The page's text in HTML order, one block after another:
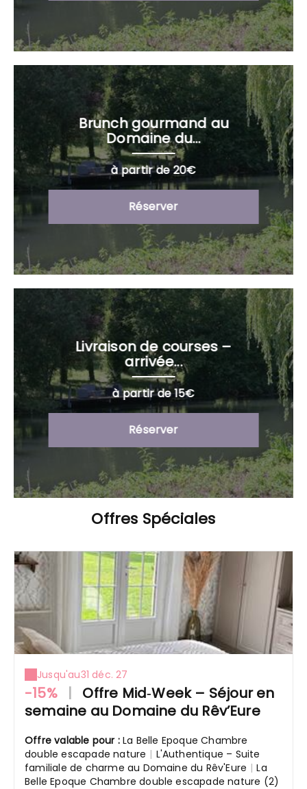
Brunch gourmand au
Domaine du...
à partir de 20€
Réserver
Livraison de courses –
arrivée...
à partir de 15€
Réserver
Offres Spéciales
Jusqu'au31 déc. 27
-15% |
Offre Mid‑Week – Séjour en
semaine au Domaine du Rêv’Eure
Offre valable pour :La Belle Epoque Chambre
double escapade nature | L'Authentique – Suite
familiale de charme au Domaine du Rêv'Eure | La
Belle Epoque Chambre double escapade nature (2)